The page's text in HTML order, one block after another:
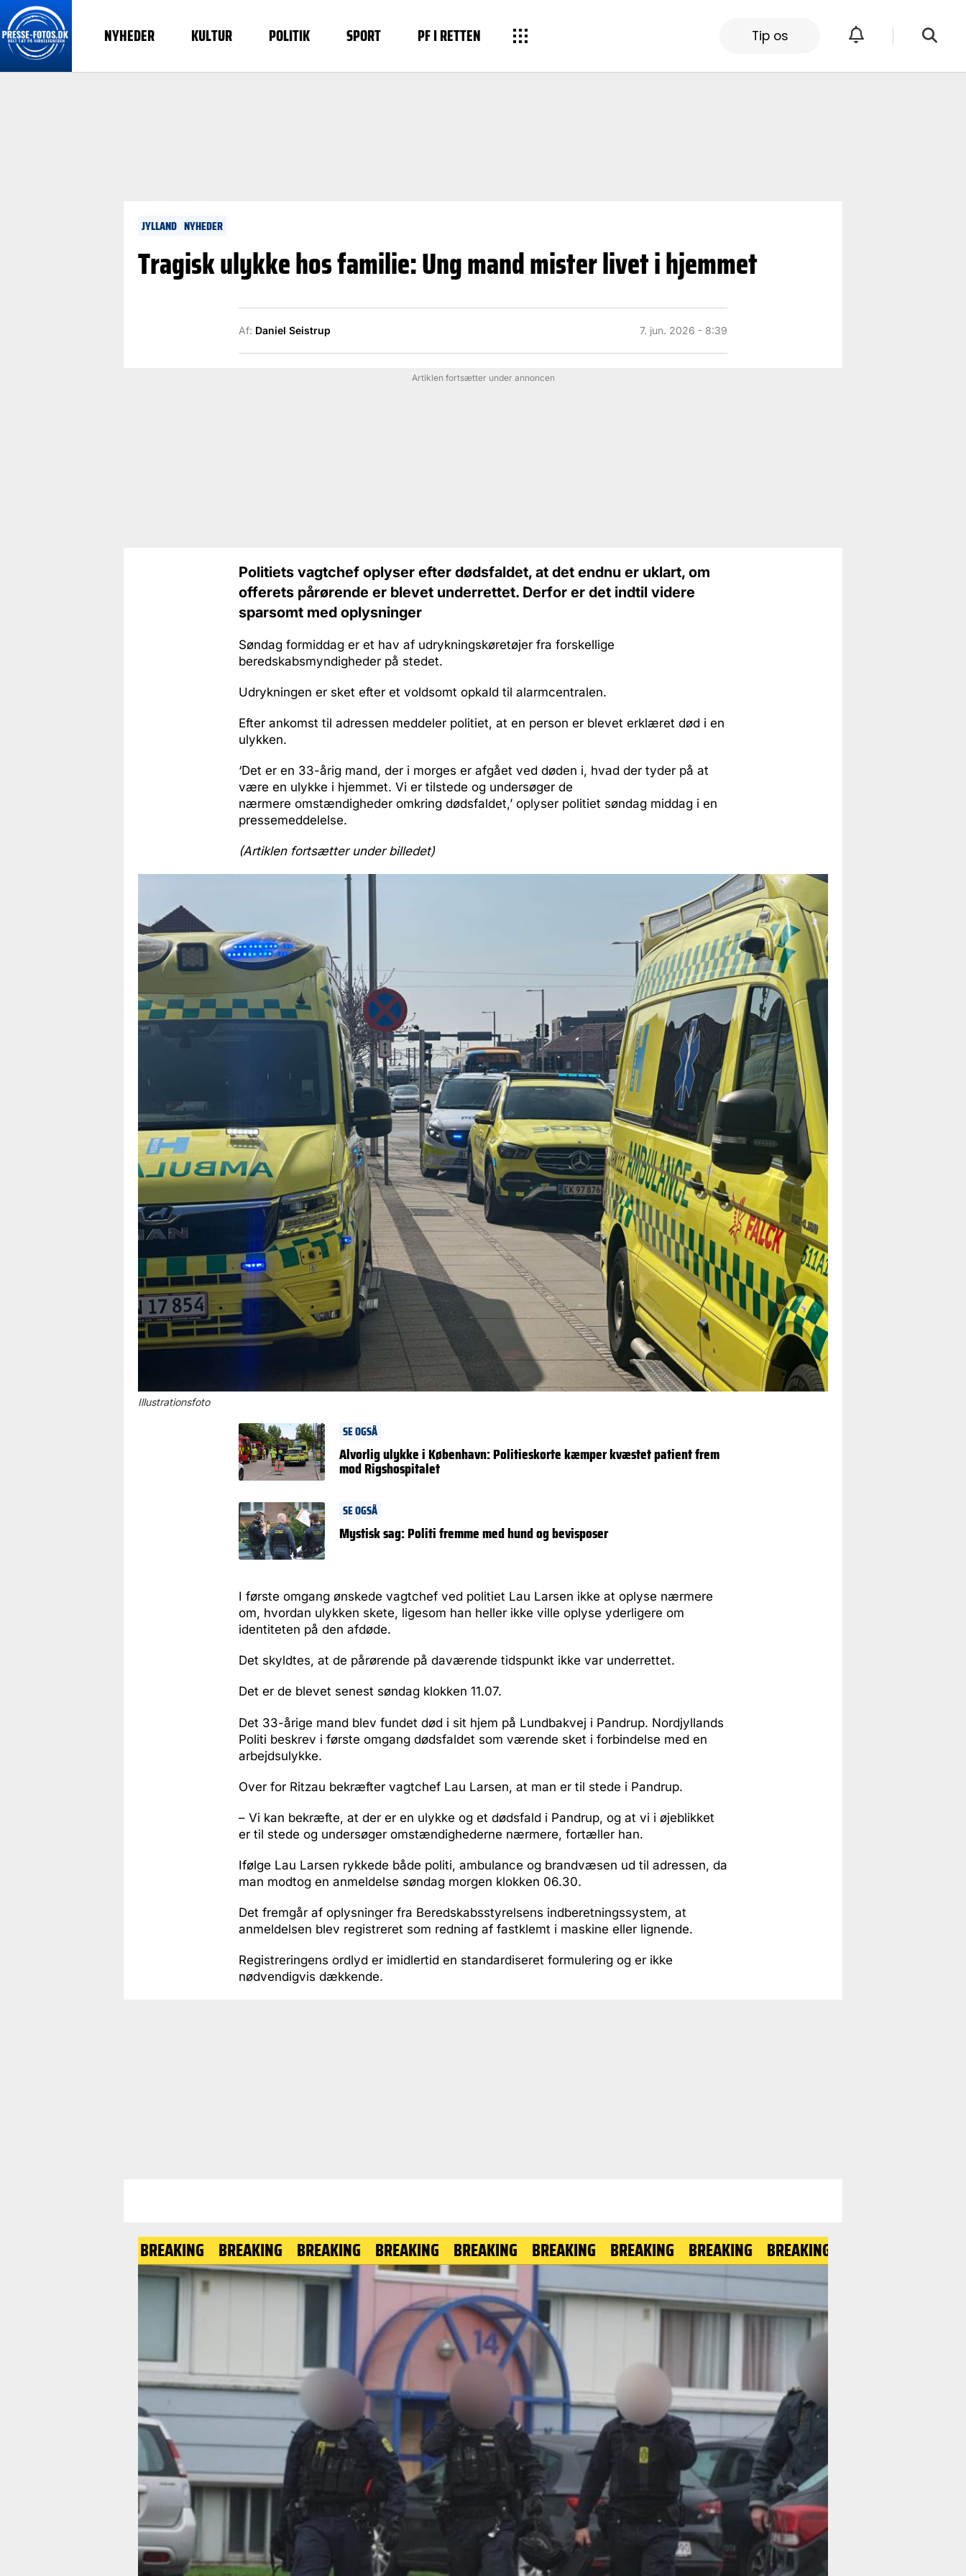
NYHEDER KULTUR POLITIK SPORT PF I RETTEN Tip os
JYLLAND NYHEDER
Tragisk ulykke hos familie: Ung mand mister livet i hjemmet
Af: Daniel Seistrup 7. jun. 2026 - 8:39
Artiklen fortsætter under annoncen
Politiets vagtchef oplyser efter dødsfaldet, at det endnu er uklart, om
offerets pårørende er blevet underrettet. Derfor er det indtil videre
sparsomt med oplysninger
Søndag formiddag er et hav af udrykningskøretøjer fra forskellige
beredskabsmyndigheder på stedet.
Udrykningen er sket efter et voldsomt opkald til alarmcentralen.
Efter ankomst til adressen meddeler politiet, at en person er blevet erklæret død i en
ulykken.
‘Det er en 33-årig mand, der i morges er afgået ved døden i, hvad der tyder på at
være en ulykke i hjemmet. Vi er tilstede og undersøger de
nærmere omstændigheder omkring dødsfaldet,’ oplyser politiet søndag middag i en
pressemeddelelse.
(Artiklen fortsætter under billedet)
Illustrationsfoto
SE OGSÅ
Alvorlig ulykke i København: Politieskorte kæmper kvæstet patient frem
mod Rigshospitalet
SE OGSÅ
Mystisk sag: Politi fremme med hund og bevisposer
I første omgang ønskede vagtchef ved politiet Lau Larsen ikke at oplyse nærmere
om, hvordan ulykken skete, ligesom han heller ikke ville oplyse yderligere om
identiteten på den afdøde.
Det skyldtes, at de pårørende på daværende tidspunkt ikke var underrettet.
Det er de blevet senest søndag klokken 11.07.
Det 33-årige mand blev fundet død i sit hjem på Lundbakvej i Pandrup. Nordjyllands
Politi beskrev i første omgang dødsfaldet som værende sket i forbindelse med en
arbejdsulykke.
Over for Ritzau bekræfter vagtchef Lau Larsen, at man er til stede i Pandrup.
– Vi kan bekræfte, at der er en ulykke og et dødsfald i Pandrup, og at vi i øjeblikket
er til stede og undersøger omstændighederne nærmere, fortæller han.
Ifølge Lau Larsen rykkede både politi, ambulance og brandvæsen ud til adressen, da
man modtog en anmeldelse søndag morgen klokken 06.30.
Det fremgår af oplysninger fra Beredskabsstyrelsens indberetningssystem, at
anmeldelsen blev registreret som redning af fastklemt i maskine eller lignende.
Registreringens ordlyd er imidlertid en standardiseret formulering og er ikke
nødvendigvis dækkende.
BREAKING BREAKING BREAKING BREAKING BREAKING BREAKING BREAKING BREAKING BREAKING BREAKING